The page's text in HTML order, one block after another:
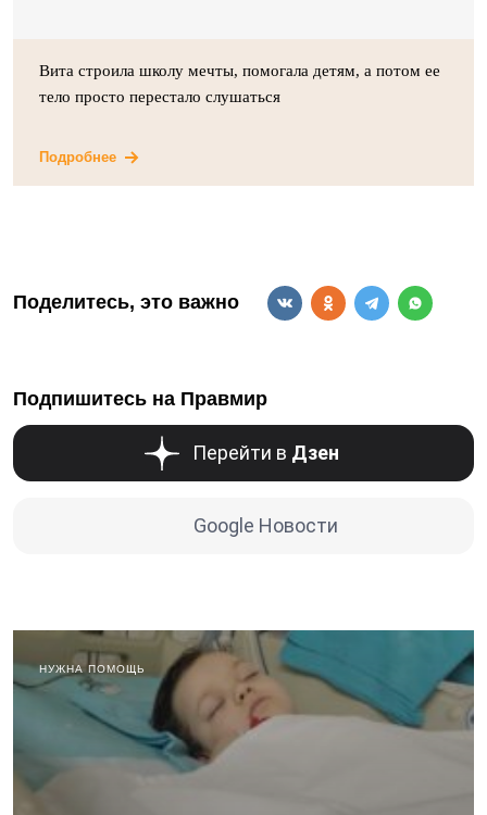
Вита строила школу мечты, помогала детям, а потом ее
тело просто перестало слушаться
Подробнее
Поделитесь, это важно
Подпишитесь на Правмир
Перейти в Дзен
Google Новости
НУЖНА ПОМОЩЬ